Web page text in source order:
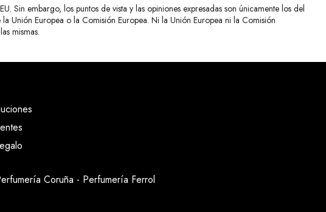
Sin embargo, los puntos de vista y las opiniones expresadas son únicamente los del
Unión Europea o la Comisión Europea. Ni la Unión Europea ni la Comisión
mismas.
Coruña - Perfumería Ferrol